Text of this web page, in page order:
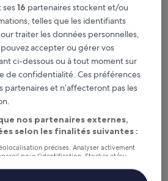
programme
pour chaque
grâce aux Prix membres
pour ces dates
ses16 partenaires stockent et/ou
telles que les identifiants
traiter les données personnelles,
accepter ou gérer vos
ci-dessous ou à tout moment sur
de confidentialité. Ces préférences
partenaires et n’affecteront pas les
nos partenaires externes,
selon les finalités suivantes :
précises. Analyser activement
pour l’identification. Stocker et/ou
des publicités et du contenu,